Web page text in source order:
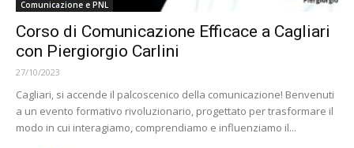
Comunicazione e PNL
Corso di Comunicazione Efficace a Cagliari
con Piergiorgio Carlini
27/10/2023
Cagliari, si accende il palcoscenico della comunicazione! Benvenuti
a un evento formativo rivoluzionario, progettato per trasformare il
modo in cui interagiamo, comprendiamo e influenziamo il...